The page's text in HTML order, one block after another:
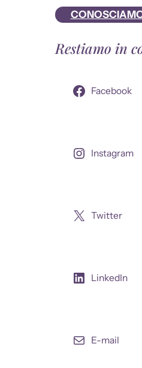
Restiamo in
Facebook
Instagram
Twitter
LinkedIn
E-mail